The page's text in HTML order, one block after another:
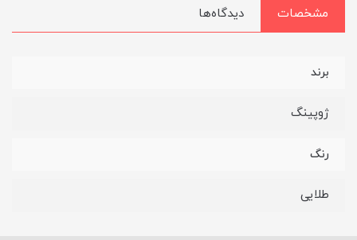
مشخصات دیدگاه‌ها
برند
ژوپینگ
رنگ
طلایی